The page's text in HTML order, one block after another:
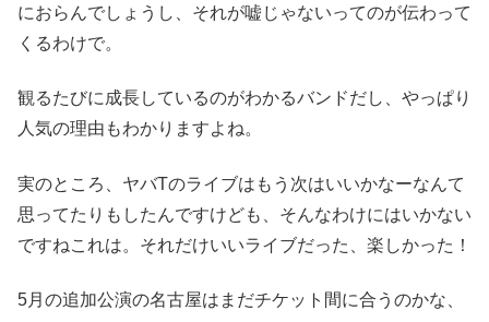
におらんでしょうし、それが嘘じゃないってのが伝わって
くるわけで。
観るたびに成長しているのがわかるバンドだし、やっぱり
人気の理由もわかりますよね。
実のところ、ヤバTのライブはもう次はいいかなーなんて
思ってたりもしたんですけども、そんなわけにはいかない
ですねこれは。それだけいいライブだった、楽しかった！
5月の追加公演の名古屋はまだチケット間に合うのかな、